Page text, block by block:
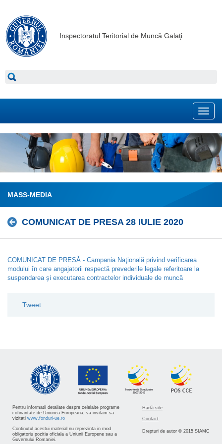
Inspectoratul Teritorial de Muncă Galaţi
MASS-MEDIA
COMUNICAT DE PRESA 28 IULIE 2020
COMUNICAT DE PRESĂ - Campania Naţională privind verificarea
modului în care angajatorii respectă prevederile legale referitoare la
suspendarea şi executarea contractelor individuale de muncă
Tweet
Pentru informatii detaliate despre celelalte programe
cofinantate de Uniunea Europeana, va invitam sa
vizitati www.fonduri-ue.ro
Continutul acestui material nu reprezinta in mod
obligatoriu pozitia oficiala a Uniunii Europene sau a
Guvernului Romaniei.
Hartă site
Contact
Drepturi de autor © 2015 SIAMC